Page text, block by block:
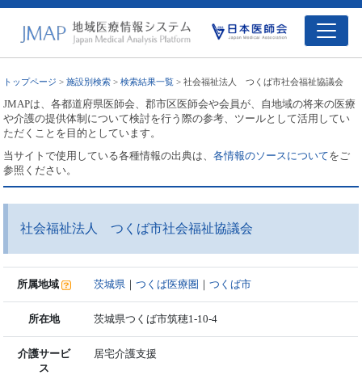
トップページ >施設別検索 >検索結果一覧 > 社会福祉法人 つくば市社会福祉協議会
JMAPは、各都道府県医師会、郡市区医師会や会員が、自地域の将来の医療
や介護の提供体制について検討を行う際の参考、ツールとして活用してい
ただくことを目的としています。
当サイトで使用している各種情報の出典は、各情報のソースについてをご
参照ください。
社会福祉法人 つくば市社会福祉協議会
所属地域 茨城県 ｜つくば医療圏 ｜つくば市
所在地 茨城県つくば市筑穂1-10-4
介護サービ
ス
居宅介護支援